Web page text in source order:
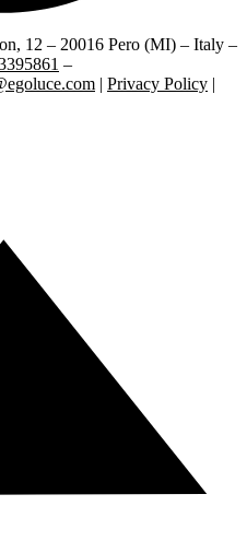
12 – 20016 Pero (MI) – Italy –
–
| Privacy Policy |